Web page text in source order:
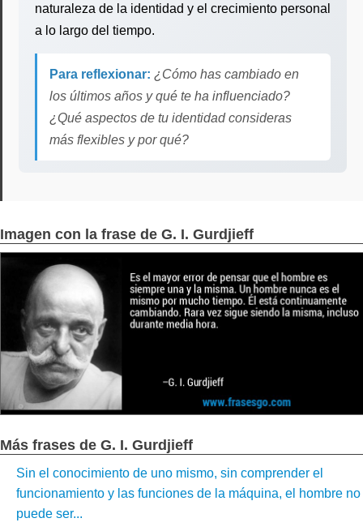
naturaleza de la identidad y el crecimiento personal
a lo largo del tiempo.
Para reflexionar: ¿Cómo has cambiado en
los últimos años y qué te ha influenciado?
¿Qué aspectos de tu identidad consideras
más flexibles y por qué?
Imagen con la frase de G. I. Gurdjieff
Más frases de G. I. Gurdjieff
Sin el conocimiento de uno mismo, sin comprender el
funcionamiento y las funciones de la máquina, el hombre no
puede ser...